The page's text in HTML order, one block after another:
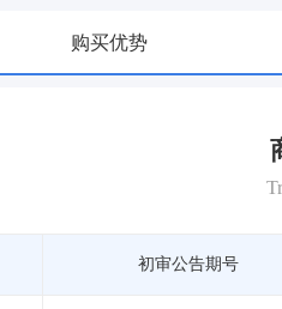
购买优势
初审公告期号